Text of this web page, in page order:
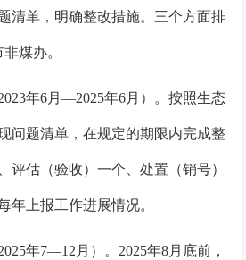
清单，明确整改措施。 三个方面排
煤办。
年6月—2025年6月）。按照生态
问题清单，在规定的期限内完成整
评估（验收）一个、处置（销号）
年上报工作进展情况。
年7—12 月）。 2025年8月底前，